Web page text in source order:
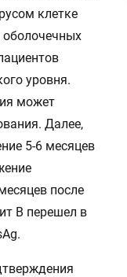
клетке
уровня.
может
Далее,
5-6 месяцев
после
В перешел в